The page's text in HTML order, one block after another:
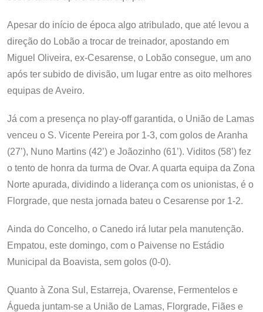
Apesar do início de época algo atribulado, que até levou a
direção do Lobão a trocar de treinador, apostando em
Miguel Oliveira, ex-Cesarense, o Lobão consegue, um ano
após ter subido de divisão, um lugar entre as oito melhores
equipas de Aveiro.
Já com a presença no play-off garantida, o União de Lamas
venceu o S. Vicente Pereira por 1-3, com golos de Aranha
(27’), Nuno Martins (42’) e Joãozinho (61’). Viditos (58’) fez
o tento de honra da turma de Ovar. A quarta equipa da Zona
Norte apurada, dividindo a liderança com os unionistas, é o
Florgrade, que nesta jornada bateu o Cesarense por 1-2.
Ainda do Concelho, o Canedo irá lutar pela manutenção.
Empatou, este domingo, com o Paivense no Estádio
Municipal da Boavista, sem golos (0-0).
Quanto à Zona Sul, Estarreja, Ovarense, Fermentelos e
Águeda juntam-se a União de Lamas, Florgrade, Fiães e